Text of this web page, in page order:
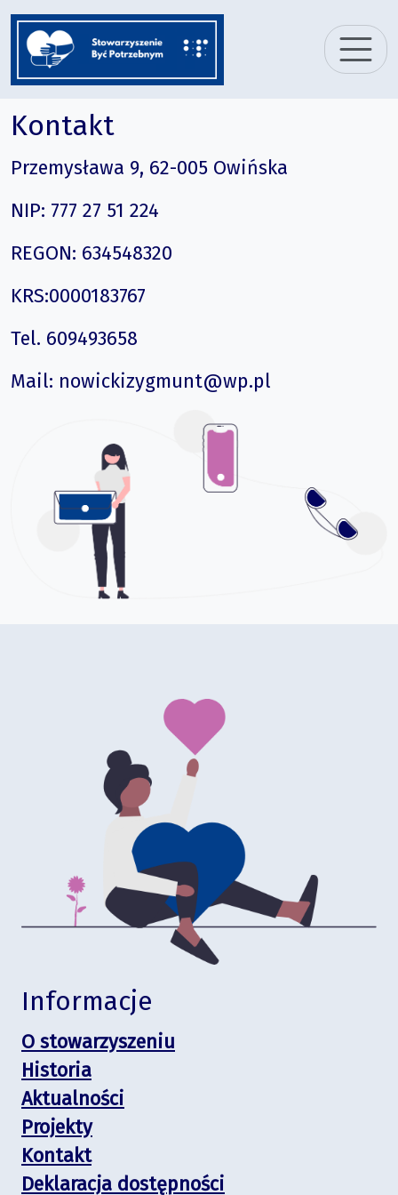
Kontakt
Przemysława 9, 62-005 Owińska
NIP: 777 27 51 224
REGON: 634548320
KRS:0000183767
Tel. 609493658
Mail: nowickizygmunt@wp.pl
Informacje
O stowarzyszeniu
Historia
Aktualności
Projekty
Kontakt
Deklaracja dostępności